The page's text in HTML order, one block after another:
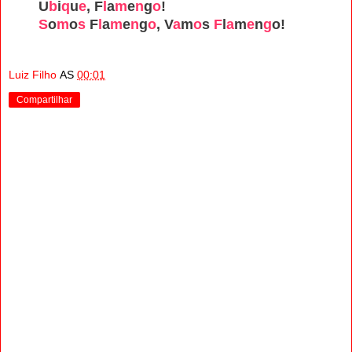
Ubique, Flamengo!
Somos Flamengo, Vamos Flamengo!
Luiz Filho AS 00:01
Compartilhar